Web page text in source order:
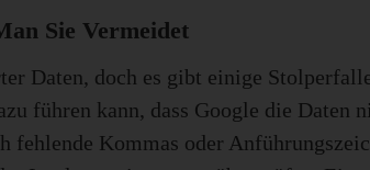
Sie Vermeidet
Daten, doch es gibt einige
führen kann, dass Google die Daten
Kommas oder